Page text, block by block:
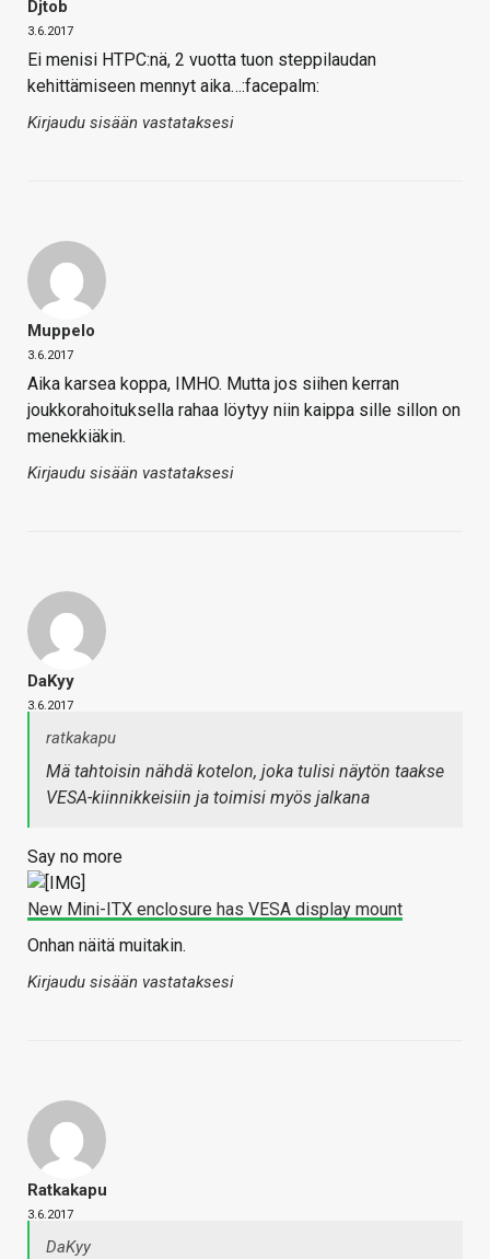
Djtob
3.6.2017
Ei menisi HTPC:nä, 2 vuotta tuon steppilaudan
kehittämiseen mennyt aika…:facepalm:
Kirjaudu sisään vastataksesi
Muppelo
3.6.2017
Aika karsea koppa, IMHO. Mutta jos siihen kerran
joukkorahoituksella rahaa löytyy niin kaippa sille sillon on
menekkiäkin.
Kirjaudu sisään vastataksesi
DaKyy
3.6.2017
ratkakapu
Mä tahtoisin nähdä kotelon, joka tulisi näytön taakse
VESA-kiinnikkeisiin ja toimisi myös jalkana
Say no more
New Mini-ITX enclosure has VESA display mount
Onhan näitä muitakin.
Kirjaudu sisään vastataksesi
Ratkakapu
3.6.2017
DaKyy